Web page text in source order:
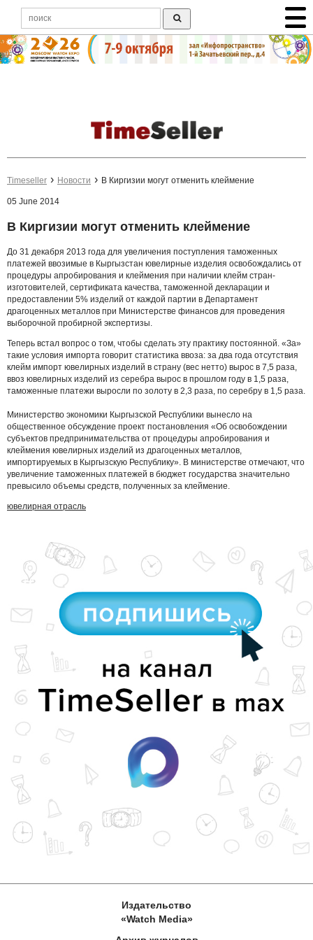
Timeseller Новости В Киргизии могут отменить клеймение
05 June 2014
В Киргизии могут отменить клеймение
До 31 декабря 2013 года для увеличения поступления таможенных
платежей ввозимые в Кыргызстан ювелирные изделия освобождались от
процедуры апробирования и клеймения при наличии клейм стран-
изготовителей, сертификата качества, таможенной декларации и
предоставлении 5% изделий от каждой партии в Департамент
драгоценных металлов при Министерстве финансов для проведения
выборочной пробирной экспертизы.
Теперь встал вопрос о том, чтобы сделать эту практику постоянной. «За»
такие условия импорта говорит статистика ввоза: за два года отсутствия
клейм импорт ювелирных изделий в страну (вес нетто) вырос в 7,5 раза,
ввоз ювелирных изделий из серебра вырос в прошлом году в 1,5 раза,
таможенные платежи выросли по золоту в 2,3 раза, по серебру в 1,5 раза.
Министерство экономики Кыргызской Республики вынесло на
общественное обсуждение проект постановления «Об освобождении
субъектов предпринимательства от процедуры апробирования и
клеймения ювелирных изделий из драгоценных металлов,
импортируемых в Кыргызскую Республику». В министерстве отмечают, что
увеличение таможенных платежей в бюджет государства значительно
превысило объемы средств, полученных за клеймение.
ювелирная отрасль
Издательство
«Watch Media»